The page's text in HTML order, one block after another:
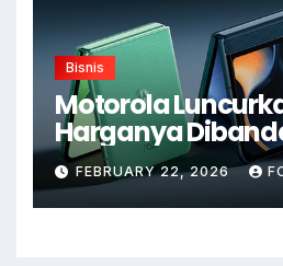
Bisnis
Motorola
Harganya
Juta
FEBRUARY 22, 2026